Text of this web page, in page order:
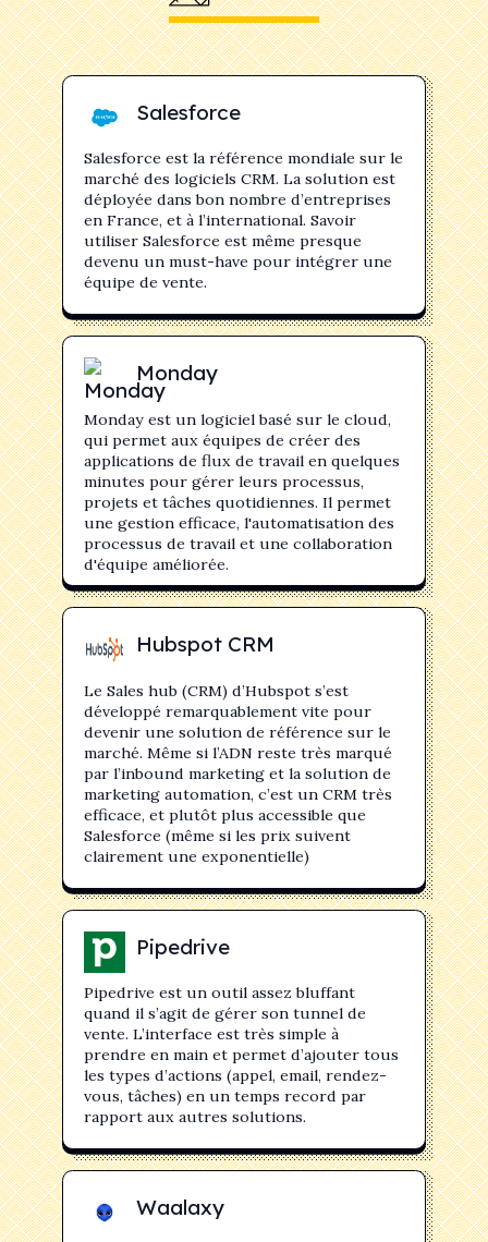
Salesforce
Salesforce est la référence mondiale sur le
marché des logiciels CRM. La solution est
déployée dans bon nombre d’entreprises
en France, et à l’international. Savoir
utiliser Salesforce est même presque
devenu un must-have pour intégrer une
équipe de vente.
Monday
Monday est un logiciel basé sur le cloud,
qui permet aux équipes de créer des
applications de flux de travail en quelques
minutes pour gérer leurs processus,
projets et tâches quotidiennes. Il permet
une gestion efficace, l'automatisation des
processus de travail et une collaboration
d'équipe améliorée.
Hubspot CRM
Le Sales hub (CRM) d’Hubspot s’est
développé remarquablement vite pour
devenir une solution de référence sur le
marché. Même si l’ADN reste très marqué
par l’inbound marketing et la solution de
marketing automation, c’est un CRM très
efficace, et plutôt plus accessible que
Salesforce (même si les prix suivent
clairement une exponentielle)
Pipedrive
Pipedrive est un outil assez bluffant
quand il s’agit de gérer son tunnel de
vente. L’interface est très simple à
prendre en main et permet d’ajouter tous
les types d’actions (appel, email, rendez-
vous, tâches) en un temps record par
rapport aux autres solutions.
Waalaxy